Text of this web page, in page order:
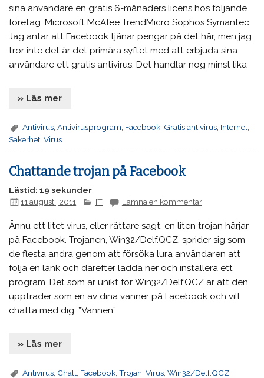
sina användare en gratis 6-månaders licens hos följande
företag. Microsoft McAfee TrendMicro Sophos Symantec
Jag antar att Facebook tjänar pengar på det här, men jag
tror inte det är det primära syftet med att erbjuda sina
användare ett gratis antivirus. Det handlar nog minst lika
» Läs mer
Antivirus ,Antivirusprogram Facebook Gratis antivirus Internet
Säkerhet,Virus
Chattande trojan på Facebook
Lästid: 19 sekunder
11 augusti, 2011
IT Lämna en kommentar
Ännu ett litet virus, eller rättare sagt, en liten trojan härjar
på Facebook. Trojanen, Win32/Delf.QCZ, sprider sig som
de flesta andra genom att försöka lura användaren att
följa en länk och därefter ladda ner och installera ett
program. Det som är unikt för Win32/Delf.QCZ är att den
uppträder som en av dina vänner på Facebook och vill
chatta med dig. ”Vännen”
» Läs mer
Antivirus Chatt Facebook ,Trojan ,Virus ,Win32/Delf.QCZ